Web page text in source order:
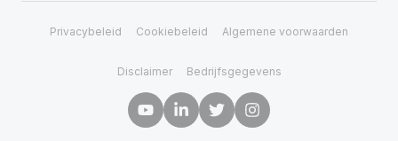
Privacybeleid Cookiebeleid Algemene voorwaarden
Disclaimer Bedrijfsgegevens